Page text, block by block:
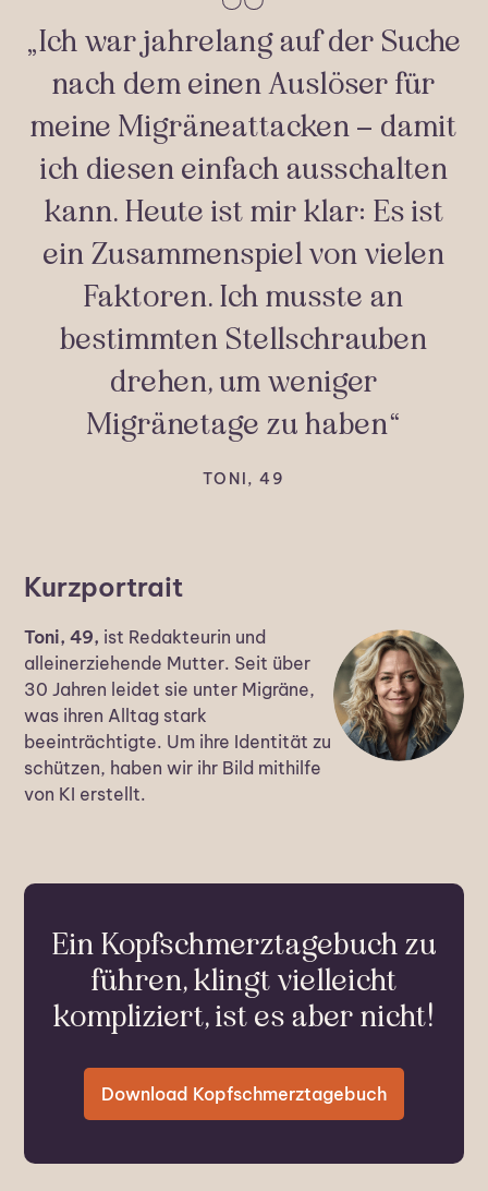
„Ich war jahrelang auf der Suche
nach dem einen Auslöser für
meine Migräneattacken – damit
ich diesen einfach ausschalten
kann. Heute ist mir klar: Es ist
ein Zusammenspiel von vielen
Faktoren. Ich musste an
bestimmten Stellschrauben
drehen, um weniger
Migränetage zu haben“
TONI, 49
Kurzportrait
Toni, 49, ist Redakteurin und
alleinerziehende Mutter. Seit über
30 Jahren leidet sie unter Migräne,
was ihren Alltag stark
beeinträchtigte. Um ihre Identität zu
schützen, haben wir ihr Bild mithilfe
von KI erstellt.
Ein Kopfschmerztagebuch zu
führen, klingt vielleicht
kompliziert, ist es aber nicht!
Download Kopfschmerztagebuch